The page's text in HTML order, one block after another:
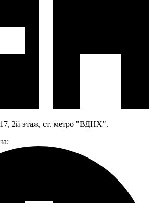
2й этаж, ст. метро "ВДНХ".